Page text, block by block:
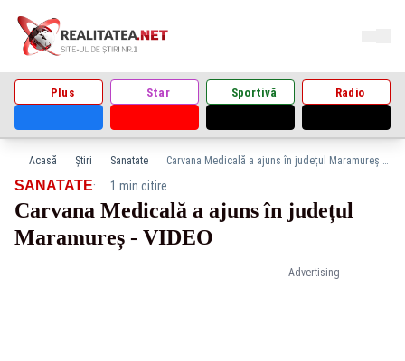
Plus Star Sportivă Radio
Acasă Știri Sanatate Carvana Medicală a ajuns în județul Maramureș - VIDEO
Advertising
SANATATE· 1 min citire
Carvana Medicală a ajuns în județul
Maramureș - VIDEO